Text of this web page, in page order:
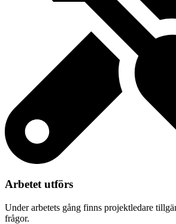
Arbetet utförs
Under arbetets gång finns projektledare
frågor.